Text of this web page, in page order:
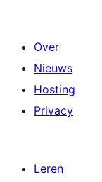
Over
Nieuws
Hosting
Privacy
Leren